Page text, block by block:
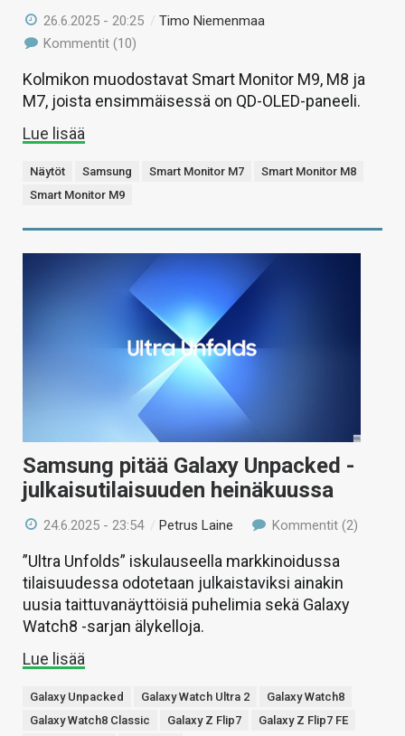
26.6.2025 - 20:25 /Timo Niemenmaa
Kommentit (10)
Kolmikon muodostavat Smart Monitor M9, M8 ja
M7, joista ensimmäisessä on QD-OLED-paneeli.
Lue lisää
Näytöt Samsung Smart Monitor M7
Smart Monitor M8
Smart Monitor M9
Samsung pitää Galaxy Unpacked -
julkaisutilaisuuden heinäkuussa
24.6.2025 - 23:54 /Petrus Laine Kommentit (2)
”Ultra Unfolds” iskulauseella markkinoidussa
tilaisuudessa odotetaan julkaistaviksi ainakin
uusia taittuvanäyttöisiä puhelimia sekä Galaxy
Watch8 -sarjan älykelloja.
Lue lisää
Galaxy Unpacked Galaxy Watch Ultra 2
Galaxy Watch8
Galaxy Watch8 Classic
Galaxy Z Flip7
Galaxy Z Flip7 FE